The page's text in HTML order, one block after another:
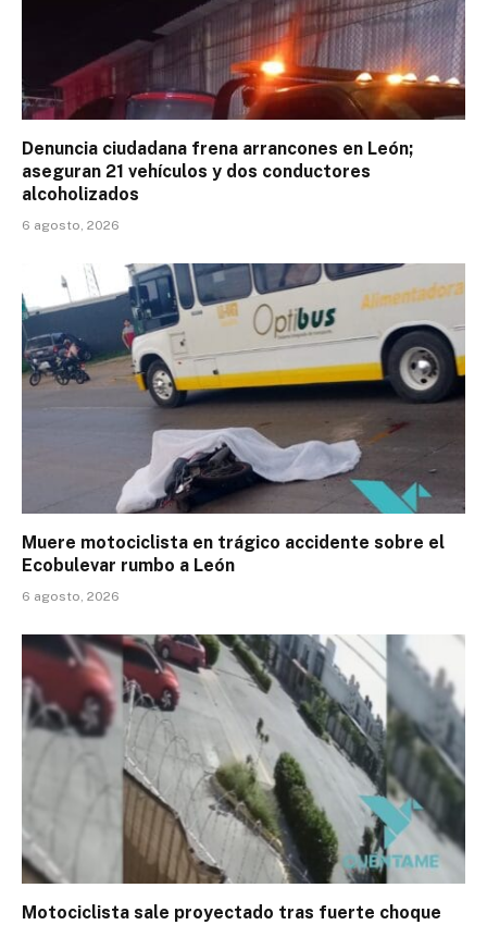
Denuncia ciudadana frena arrancones en León;
aseguran 21 vehículos y dos conductores
alcoholizados
6 agosto, 2026
Muere motociclista en trágico accidente sobre el
Ecobulevar rumbo a León
6 agosto, 2026
Motociclista sale proyectado tras fuerte choque